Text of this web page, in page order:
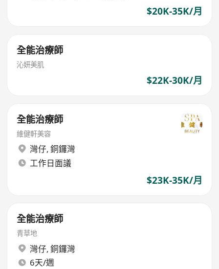
$20K-35K/月
全能治療師
沁妍美肌
$22K-30K/月
全能治療師
維健軒美容
灣仔, 銅鑼灣
工作日面議
$23K-35K/月
全能治療師
青草地
灣仔, 銅鑼灣
6天/週